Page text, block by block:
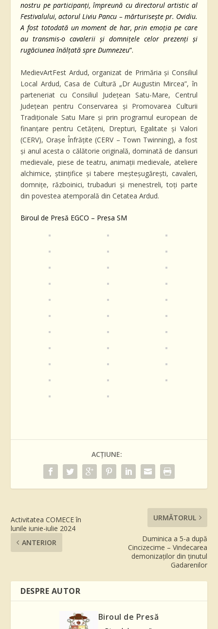
nostru pe participanți, împreună cu directorul artistic al
Festivalului, actorul Liviu Pancu – mărturisește pr. Ovidiu.
A fost totodată un moment de har, prin emoția pe care
au transmis-o cavalerii și domnițele celor prezenți și
rugăciunea înălțată spre Dumnezeu”.
MedievArtFest Ardud, organizat de Primăria și Consiliul
Local Ardud, Casa de Cultură „Dr Augustin Mircea”, în
parteneriat cu Consiliul Județean Satu-Mare, Centrul
Județean pentru Conservarea și Promovarea Culturii
Tradiționale Satu Mare și prin programul european de
finanțare pentru Cetățeni, Drepturi, Egalitate și Valori
(CERV), Orașe Înfrățite (CERV – Town Twinning), a fost
și anul acesta o călătorie originală, dominată de dansuri
medievale, piese de teatru, animații medievale, ateliere
alchimice, științifice și tabere meșteșugărești, cavaleri,
domnițe, războinici, trubaduri și menestreli, toți parte
din povestea atemporală din Cetatea Ardud.
Biroul de Presă EGCO – Presa SM
ACȚIUNE:
Activitatea COMECE în
lunile iunie-iulie 2024
ANTERIOR
URMĂTORUL
Duminica a 5-a după
Cincizecime – Vindecarea
demonizaților din ținutul
Gadarenilor
DESPRE AUTOR
Biroul de Presă